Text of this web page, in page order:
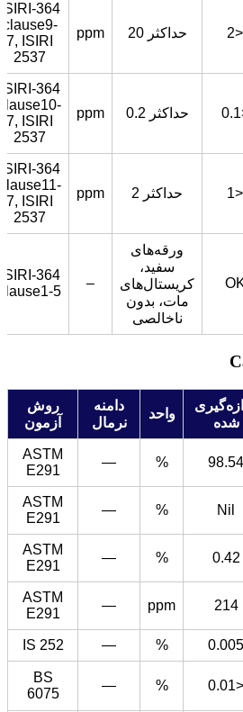
<2 حداکثر 20 ppm
ISIRI-364
clause9-
7, ISIRI
2537
حداکثر 0.2 ppm
ISIRI-364
7, ISIRI
2537
<1 حداکثر 2 ppm
ISIRI-364
7, ISIRI
2537
ورقه‌های
سفید،
کریستال‌های
مات، بدون
ناخالصی
–
ISIRI-364
5
شده
واحد
دامنه
نرمال
روش
آزمون
98.54
%
—
ASTM
E291
Nil
%
—
ASTM
E291
0.42
%
—
ASTM
E291
214
ppm
—
ASTM
E291
0.005
%
—
IS 252
<0.01
%
—
BS
6075